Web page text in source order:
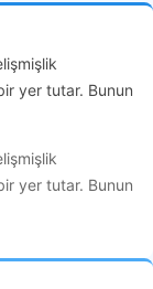
yer tutar. Bunun
yer tutar. Bunun